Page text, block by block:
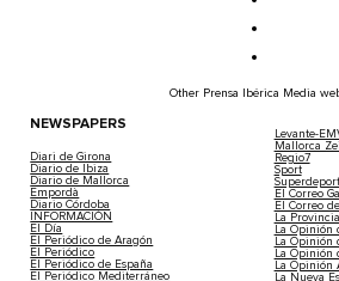
Other Prensa Ibérica Media
NEWSPAPERS
Diari de Girona
Diario de Ibiza
Diario de Mallorca
Empordà
Diario Córdoba
INFORMACIÓN
El Día
El Periódico de Aragón
El Periódico
El Periódico de España
El Periódico Mediterráneo
Levante-
Mallorca
Regio7
Sport
El Correo
El Correo
La Provincia
La Opinión
La Opinión
La Opinión
La Opinión
La Nueva